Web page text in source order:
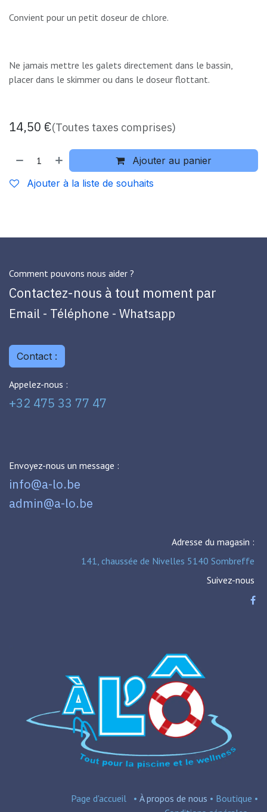
Convient pour un petit doseur de chlore.
Ne jamais mettre les galets directement dans le bassin,
placer dans le skimmer ou dans le doseur flottant.
14,50 €(Toutes taxes comprises)
Ajouter au panier
Ajouter à la liste de souhaits
Comment pouvons nous aider ?
Contactez-nous à tout moment par
Email - Téléphone - Whatsapp
Contact :
Appelez-nous :
+32 475 33 77 47
Envoyez-nous un message :
info@a-lo.be
admin@a-lo.be
Adresse du magasin :
141, chaussée de Nivelles 5140 Sombreffe
Suivez-nous
Page d'accueil • À propos de nous • Boutique •